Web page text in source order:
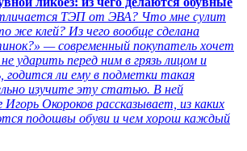
ТЭП от ЭВА? Что мне сулит
клей? Из чего вообще сделана
— современный покупатель хочет
ударить перед ним в грязь лицом и
годится ли ему в подметки такая
изучите эту статью. В ней
Окороков рассказывает, из каких
подошвы обуви и чем хорош каждый